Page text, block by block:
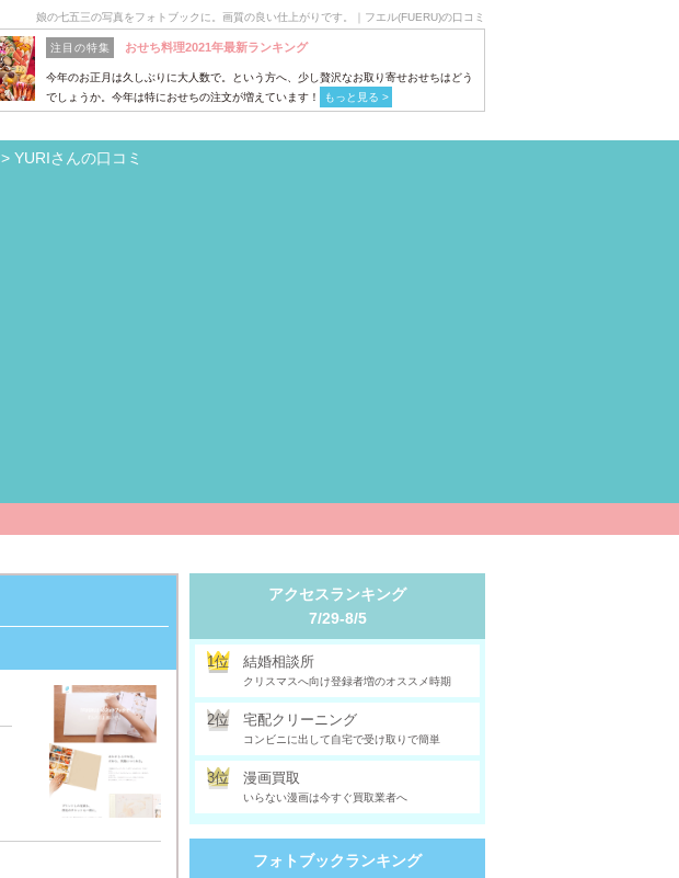
娘の七五三の写真をフォトブックに。画質の良い仕上がりです。｜フエル(FUERU)の口コミ
注目の特集 おせち料理2021年最新ランキング
今年のお正月は久しぶりに大人数で。という方へ、少し贅沢なお取り寄せおせちはどう
でしょうか。今年は特におせちの注文が増えています！
もっと見る >
> YURIさんの口コミ
アクセスランキング
7/29-8/5
1位 結婚相談所
クリスマスへ向け登録者増のオススメ時期
2位 宅配クリーニング
コンビニに出して自宅で受け取りで簡単
3位 漫画買取
いらない漫画は今すぐ買取業者へ
フォトブックランキング